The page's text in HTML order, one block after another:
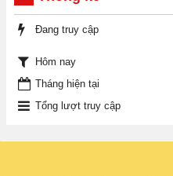
Đang truy cập
Hôm nay
Tháng hiện tại
Tổng lượt truy cập